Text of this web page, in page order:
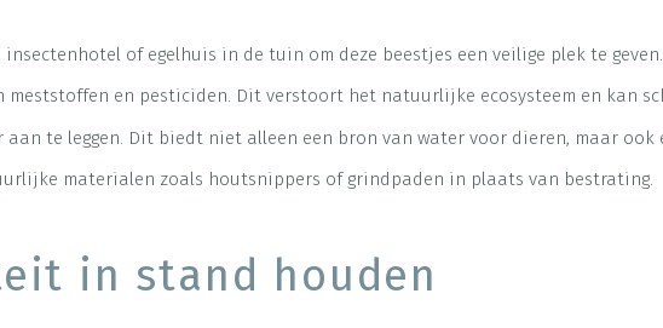
insectenhotel of egelhuis in de tuin om deze beestjes een veilige plek te geven.
meststoffen en pesticiden. Dit verstoort het natuurlijke ecosysteem en kan
aan te leggen. Dit biedt niet alleen een bron van water voor dieren, maar
materialen zoals houtsnippers of grindpaden in plaats van bestrating.
in stand houden